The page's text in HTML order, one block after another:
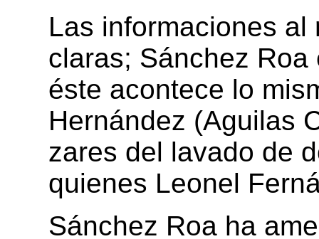
Las informaciones
claras; Sánchez
éste acontece lo
Hernández (Aguilas
zares del lavado de
quienes Leonel
Sánchez Roa ha